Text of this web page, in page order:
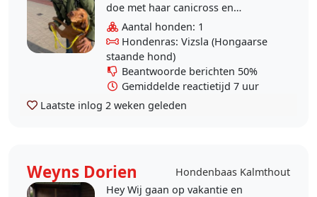
doe met haar canicross en
canistep, detectie en mantrailing.
Ze is afwachtend met nieuwe
mensen en honden maar..
Aantal honden: 1
Hondenras: Vizsla (Hongaarse
staande hond)
Beantwoorde berichten 50%
Gemiddelde reactietijd 7 uur
Laatste inlog 2 weken geleden
Weyns Dorien
Hondenbaas Kalmthout
Hey Wij gaan op vakantie en